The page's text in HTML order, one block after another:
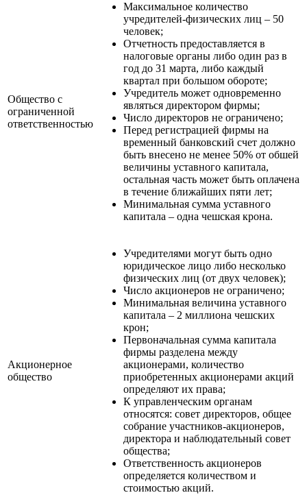
Общество с
ограниченной
ответственностью
Максимальное количество
учредителей-физических лиц – 50
человек;
Отчетность предоставляется в
налоговые органы либо один раз в
год до 31 марта, либо каждый
квартал при большом обороте;
Учредитель может одновременно
являться директором фирмы;
Число директоров не ограничено;
Перед регистрацией фирмы на
временный банковский счет должно
быть внесено не менее 50% от обшей
величины уставного капитала,
остальная часть может быть оплачена
в течение ближайших пяти лет;
Минимальная сумма уставного
капитала – одна чешская крона.
Акционерное
общество
Учредителями могут быть одно
юридическое лицо либо несколько
физических лиц (от двух человек);
Число акционеров не ограничено;
Минимальная величина уставного
капитала – 2 миллиона чешских
крон;
Первоначальная сумма капитала
фирмы разделена между
акционерами, количество
приобретенных акционерами акций
определяют их права;
К управленческим органам
относятся: совет директоров, общее
собрание участников-акционеров,
директора и наблюдательный совет
общества;
Ответственность акционеров
определяется количеством и
стоимостью акций.